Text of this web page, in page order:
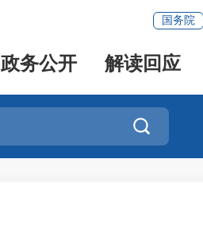
国务院
政务公开 解读回应
